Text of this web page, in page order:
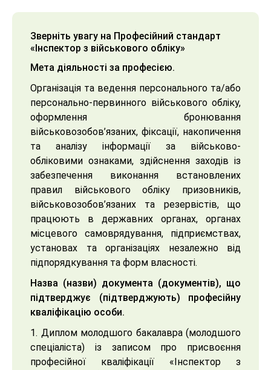
Зверніть увагу на Професійний стандарт
«Інспектор з військового обліку»
Мета діяльності за професією.
Організація та ведення персонального та/або
персонально-первинного військового обліку,
оформлення бронювання
військовозобов’язаних, фіксації, накопичення
та аналізу інформації за військово-
обліковими ознаками, здійснення заходів із
забезпечення виконання встановлених
правил військового обліку призовників,
військовозобов’язаних та резервістів, що
працюють в державних органах, органах
місцевого самоврядування, підприємствах,
установах та організаціях незалежно від
підпорядкування та форм власності.
Назва (назви) документа (документів), що
підтверджує (підтверджують) професійну
кваліфікацію особи.
1. Диплом молодшого бакалавра (молодшого
спеціаліста) із записом про присвоєння
професійної кваліфікації «Інспектор з